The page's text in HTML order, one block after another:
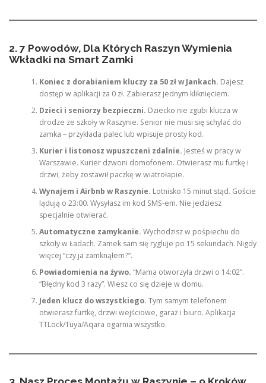
2. 7 Powodów, Dla Których Raszyn Wymienia
Wkładki na Smart Zamki
Koniec z dorabianiem kluczy za 50 zł w Jankach. Dajesz
dostęp w aplikacji za 0 zł. Zabierasz jednym kliknięciem.
Dzieci i seniorzy bezpieczni. Dziecko nie zgubi klucza w
drodze ze szkoły w Raszynie. Senior nie musi się schylać do
zamka – przykłada palec lub wpisuje prosty kod.
Kurier i listonosz wpuszczeni zdalnie. Jesteś w pracy w
Warszawie. Kurier dzwoni domofonem. Otwierasz mu furtkę i
drzwi, żeby zostawił paczkę w wiatrołapie.
Wynajem i Airbnb w Raszynie. Lotnisko 15 minut stąd. Goście
lądują o 23:00. Wysyłasz im kod SMS-em. Nie jedziesz
specjalnie otwierać.
Automatyczne zamykanie. Wychodzisz w pośpiechu do
szkoły w Ładach. Zamek sam się rygluje po 15 sekundach. Nigdy
więcej “czy ja zamknąłem?”.
Powiadomienia na żywo. “Mama otworzyła drzwi o 14:02”.
“Błędny kod 3 razy”. Wiesz co się dzieje w domu.
Jeden klucz do wszystkiego. Tym samym telefonem
otwierasz furtkę, drzwi wejściowe, garaż i biuro. Aplikacja
TTLock/Tuya/Aqara ogarnia wszystko.